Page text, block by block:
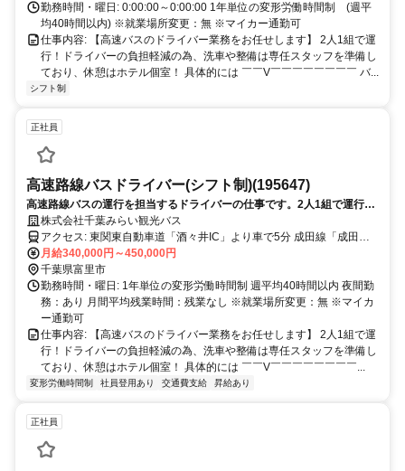
勤務時間・曜日: 0:00:00～0:00:00 1年単位の変形労働時間制 (週平
均40時間以内) ※就業場所変更：無 ※マイカー通勤可
仕事内容: 【高速バスのドライバー業務をお任せします】 2人1組で運
行！ドライバーの負担軽減の為、洗車や整備は専任スタッフを準備し
ており、休憩はホテル個室！ 具体的には ￣￣V￣￣￣￣￣￣￣￣ バ...
シフト制
正社員
高速路線バスドライバー(シフト制)(195647)
高速路線バスの運行を担当するドライバーの仕事です。2人1組で運行
し、洗車や整備は専任スタッフが対応します。大型二種免許取得助成制
度、食事代支給があります。
株式会社千葉みらい観光バス
アクセス: 東関東自動車道「酒々井IC」より車で5分 成田線「成田
駅」より車で20分
月給340,000円～450,000円
千葉県富里市
勤務時間・曜日: 1年単位の変形労働時間制 週平均40時間以内 夜間勤
務：あり 月間平均残業時間：残業なし ※就業場所変更：無 ※マイカ
ー通勤可
仕事内容: 【高速バスのドライバー業務をお任せします】 2人1組で運
行！ドライバーの負担軽減の為、洗車や整備は専任スタッフを準備し
ており、休憩はホテル個室！ 具体的には ￣￣V￣￣￣￣￣￣￣￣...
変形労働時間制 社員登用あり 交通費支給 昇給あり
正社員